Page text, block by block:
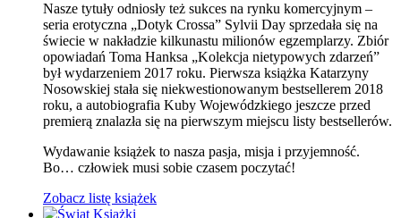
Nasze tytuły odniosły też sukces na rynku komercyjnym –
seria erotyczna „Dotyk Crossa” Sylvii Day sprzedała się na
świecie w nakładzie kilkunastu milionów egzemplarzy. Zbiór
opowiadań Toma Hanksa „Kolekcja nietypowych zdarzeń”
był wydarzeniem 2017 roku. Pierwsza książka Katarzyny
Nosowskiej stała się niekwestionowanym bestsellerem 2018
roku, a autobiografia Kuby Wojewódzkiego jeszcze przed
premierą znalazła się na pierwszym miejscu listy bestsellerów.
Wydawanie książek to nasza pasja, misja i przyjemność.
Bo… człowiek musi sobie czasem poczytać!
Zobacz listę książek